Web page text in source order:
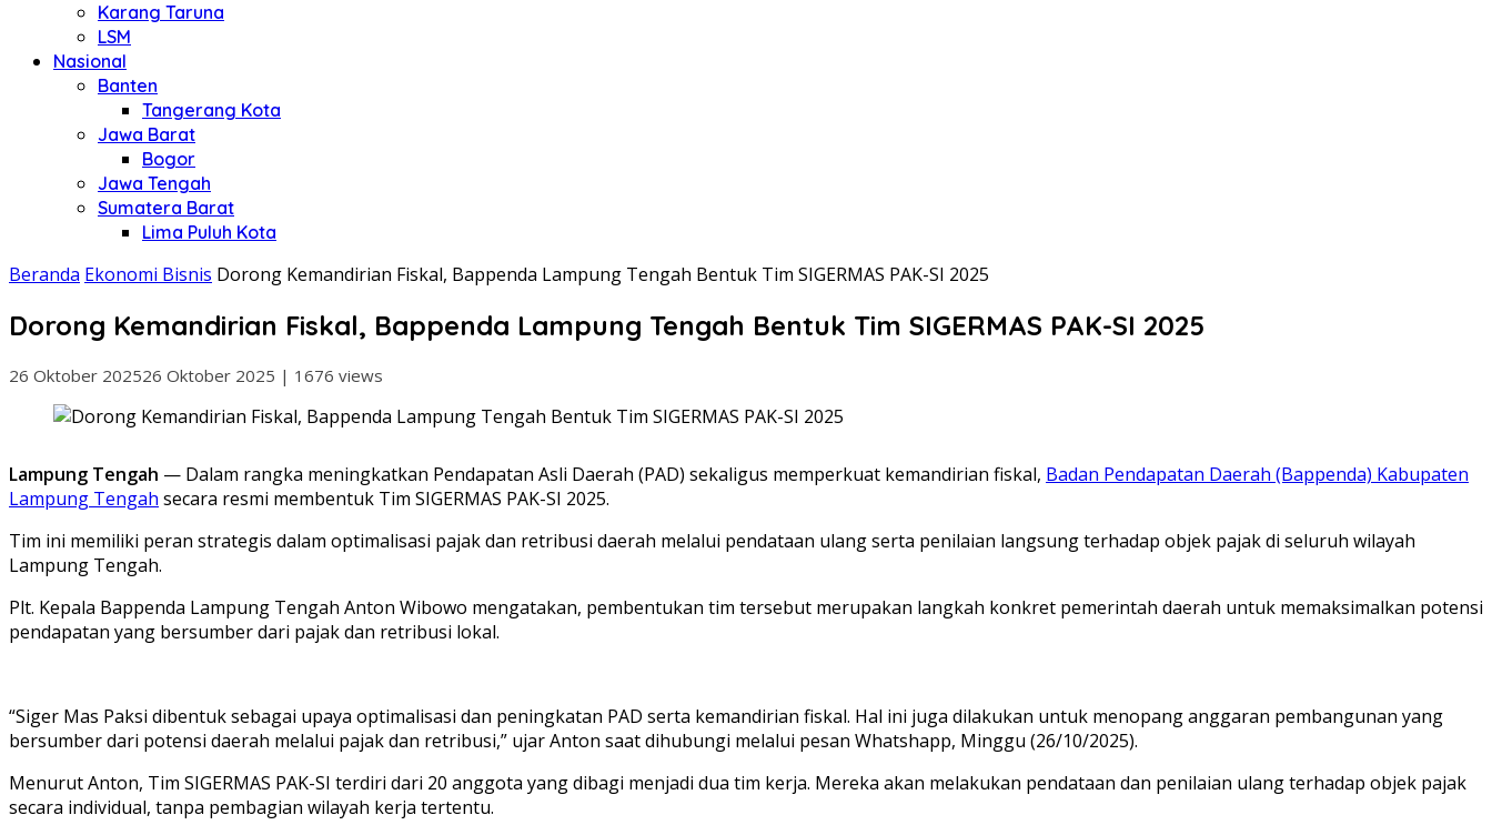
Karang Taruna
LSM
Nasional
Banten
Tangerang Kota
Jawa Barat
Bogor
Jawa Tengah
Sumatera Barat
Lima Puluh Kota
Beranda Ekonomi Bisnis Dorong Kemandirian Fiskal, Bappenda Lampung Tengah Bentuk Tim SIGERMAS PAK-SI 2025
Dorong Kemandirian Fiskal, Bappenda Lampung Tengah Bentuk Tim SIGERMAS PAK-SI 2025
26 Oktober 202526 Oktober 2025 | 1676 views
Lampung Tengah — Dalam rangka meningkatkan Pendapatan Asli Daerah (PAD) sekaligus memperkuat kemandirian fiskal, Badan Pendapatan Daerah (Bappenda) Kabupaten
Lampung Tengah secara resmi membentuk Tim SIGERMAS PAK-SI 2025.
Tim ini memiliki peran strategis dalam optimalisasi pajak dan retribusi daerah melalui pendataan ulang serta penilaian langsung terhadap objek pajak di seluruh wilayah
Lampung Tengah.
Plt. Kepala Bappenda Lampung Tengah Anton Wibowo mengatakan, pembentukan tim tersebut merupakan langkah konkret pemerintah daerah untuk memaksimalkan potensi
pendapatan yang bersumber dari pajak dan retribusi lokal.
“Siger Mas Paksi dibentuk sebagai upaya optimalisasi dan peningkatan PAD serta kemandirian fiskal. Hal ini juga dilakukan untuk menopang anggaran pembangunan yang
bersumber dari potensi daerah melalui pajak dan retribusi,” ujar Anton saat dihubungi melalui pesan Whatshapp, Minggu (26/10/2025).
Menurut Anton, Tim SIGERMAS PAK-SI terdiri dari 20 anggota yang dibagi menjadi dua tim kerja. Mereka akan melakukan pendataan dan penilaian ulang terhadap objek pajak
secara individual, tanpa pembagian wilayah kerja tertentu.